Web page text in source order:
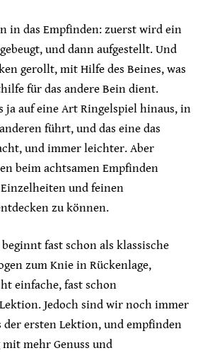
in das Empfinden: zuerst wird ein
und dann aufgestellt. Und
gerollt, mit Hilfe des Beines, was
für das andere Bein dient.
ja auf eine Art Ringelspiel hinaus, in
führt, und das eine das
und immer leichter. Aber
beim achtsamen Empfinden
und feinen
zu können.
fast schon als klassische
zum Knie in Rückenlage,
einfache, fast schon
Jedoch sind wir noch immer
der ersten Lektion, und empfinden
mehr Genuss und